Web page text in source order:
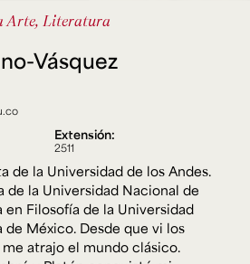
| Vigilada Mineducación.
universidad: Decreto 1297 del 30
de personería jurídica:
de febrero de 1949, Minjusticia.
de alta calidad, 10 años:
16 de enero del 2025.
Educación
Ext. 4795
Vásquez
Arte, Literatura
Extensión:
2511
de la Universidad de los Andes.
de la Universidad Nacional de
Filosofía de la Universidad
México. Desde que vi los
atrajo el mundo clásico.